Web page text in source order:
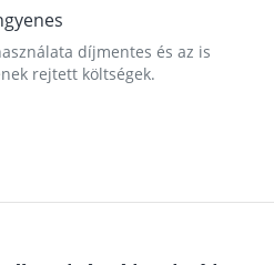
díjmentes és az is
rejtett költségek.